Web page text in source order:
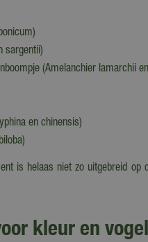
sargentii)
(Amelanchier lamarchii
en chinensis)
is helaas niet zo uitgebreid
kleur en